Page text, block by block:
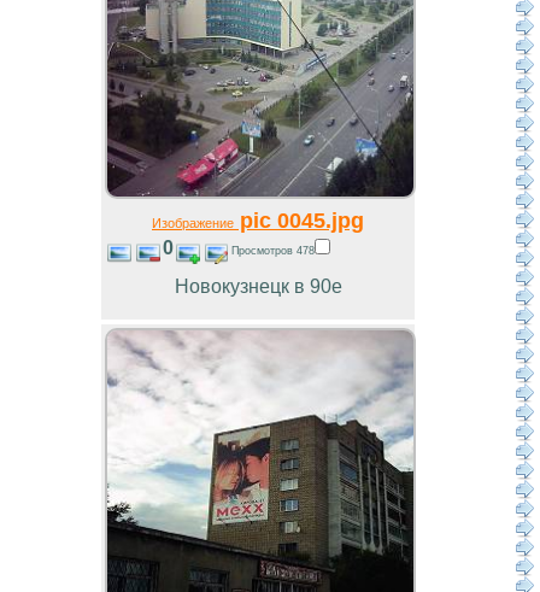
Изображение pic 0045.jpg
0 Просмотров 478
Новокузнецк в 90е